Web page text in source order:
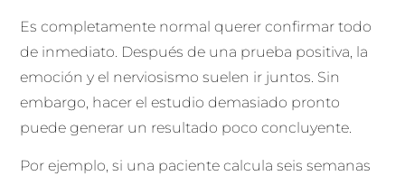
Es completamente normal querer confirmar todo
de inmediato. Después de una prueba positiva, la
emoción y el nerviosismo suelen ir juntos. Sin
embargo, hacer el estudio demasiado pronto
puede generar un resultado poco concluyente.
Por ejemplo, si una paciente calcula seis semanas